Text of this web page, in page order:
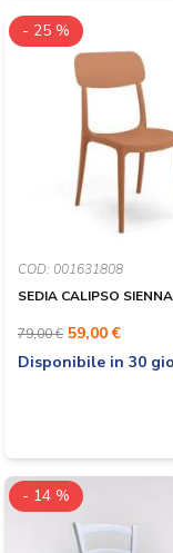
COD: 001631808
SEDIA CALIPSO
- 25 %
79,00 € 59,00 €
Disponibile in 30
- 14 %